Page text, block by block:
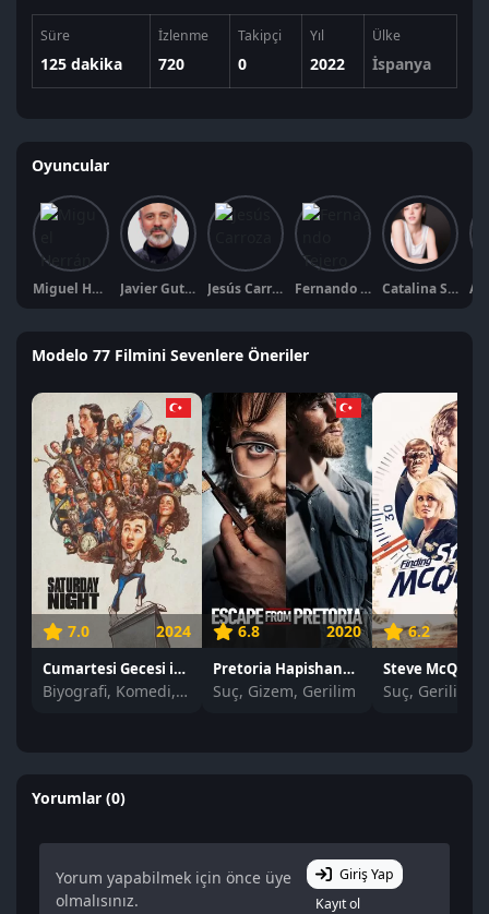
Süre
125 dakika
İzlenme
720
Takipçi
0
Yıl
2022
Ülke
İspanya
Oyuncular
Miguel Herrán Javier Gutiérrez Jesús Carroza Fernando Tejero Catalina Sopelana
Modelo 77 Filmini Sevenlere Öneriler
7.0 2024
Cumartesi Gecesi izle
Biyografi, Komedi, Dram
6.8 2020
Pretoria Hapishanesinden Kaçış izle
Suç, Gizem, Gerilim
6.2
Suç, Gerilim
Yorumlar (0)
Yorum yapabilmek için önce üye
olmalısınız.
Giriş Yap
Kayıt ol